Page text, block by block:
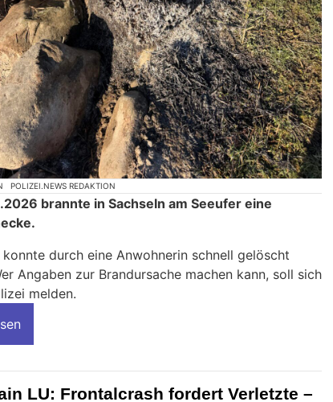
POLIZEI.NEWS REDAKTION
brannte in Sachseln am Seeufer eine
konnte durch eine Anwohnerin schnell gelöscht
Angaben zur Brandursache machen kann, soll sich
melden.
LU: Frontalcrash fordert Verletzte –